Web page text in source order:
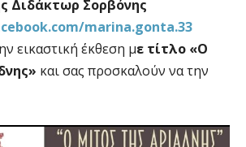
Διδάκτωρ Σορβόνης
marina.gonta.33
εικαστική έκθεση με τίτλο «Ο
και σας προσκαλούν να την